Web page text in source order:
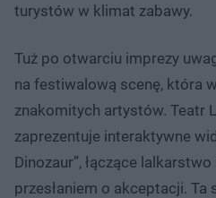
turystów w klimat zabawy.
Tuż po otwarciu imprezy
na festiwalową scenę, która
znakomitych artystów. Teatr
zaprezentuje interaktywne
Dinozaur”, łączące
przesłaniem o akceptacji. Ta